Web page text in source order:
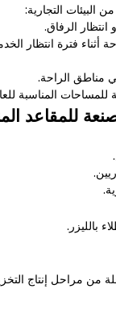
البيئات التجارية:
انتظار الرفاق.
أثناء فترة انتظار
مناطق الراحة.
المناسبة
بالليزر.
من مراحل إنتاج